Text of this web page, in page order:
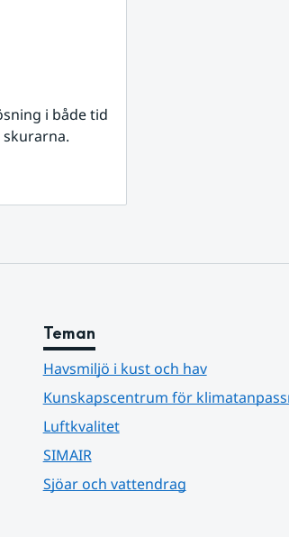
i både tid
Teman
Havsmiljö i kust och hav
Kunskapscentrum för
Luftkvalitet
SIMAIR
Sjöar och vattendrag